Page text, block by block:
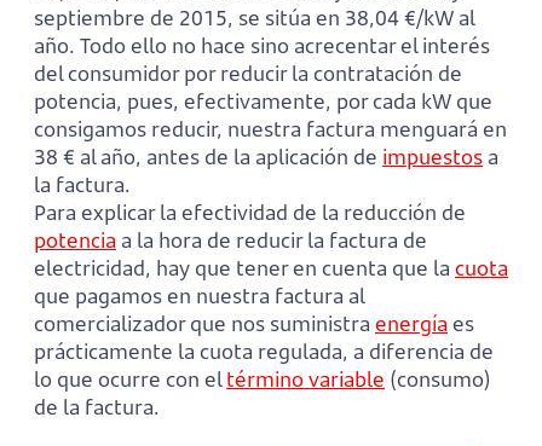
septiembre de 2015, se sitúa en 38,04 €/kW al
año. Todo ello no hace sino acrecentar el interés
del consumidor por reducir la contratación de
potencia, pues, efectivamente, por cada kW que
consigamos reducir, nuestra factura menguará en
38 € al año, antes de la aplicación de impuestos a
la factura.
Para explicar la efectividad de la reducción de
potencia a la hora de reducir la factura de
electricidad, hay que tener en cuenta que la cuota
que pagamos en nuestra factura al
comercializador que nos suministra energía es
prácticamente la cuota regulada, a diferencia de
lo que ocurre con eltérmino variable (consumo)
de la factura.